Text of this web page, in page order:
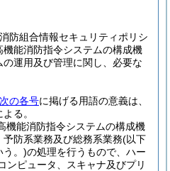
防組合情報セキュリティポリシ
能消防指令システムの構成機
運用及び管理に関し、必要な
次の各号に掲げる用語の意義は、
る。
能消防指令システムの構成機
防系業務及び総務系業務(以下
う。)の処理を行うもので、ハー
ンピュータ、スキャナ及びプリ